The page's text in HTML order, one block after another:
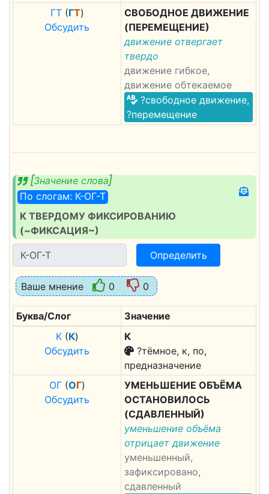
ГТ(ГТ)
Обсудить
СВОБОДНОЕ ДВИЖЕНИЕ
(ПЕРЕМЕЩЕНИЕ)
движение отвергает
твердо
движение гибкое,
движение обтекаемое
?свободное движение,
?перемещение
По слогам: К-ОГ-Т
К ТВЕРДОМУ ФИКСИРОВАНИЮ
(~ФИКСАЦИЯ~)
Значение слова
Определить
Ваше мнение 0 0
Буква/Слог
Значение
К(К)
Обсудить
К
?тёмное, к, по,
предназначение
ОГ(ОГ)
Обсудить
УМЕНЬШЕНИЕ ОБЪЁМА
ОСТАНОВИЛОСЬ
(СДАВЛЕННЫЙ)
уменьшение объёма
отрицает движение
уменьшенный,
зафиксировано,
сдавленный